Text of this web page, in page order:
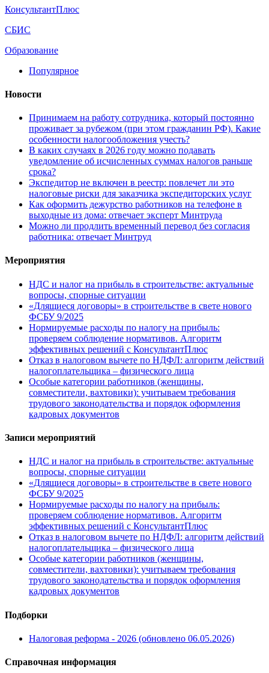
КонсультантПлюс
СБИС
Образование
Популярное
Новости
Принимаем на работу сотрудника, который постоянно
проживает за рубежом (при этом гражданин РФ). Какие
особенности налогообложения учесть?
В каких случаях в 2026 году можно подавать
уведомление об исчисленных суммах налогов раньше
срока?
Экспедитор не включен в реестр: повлечет ли это
налоговые риски для заказчика экспедиторских услуг
Как оформить дежурство работников на телефоне в
выходные из дома: отвечает эксперт Минтруда
Можно ли продлить временный перевод без согласия
работника: отвечает Минтруд
Мероприятия
НДС и налог на прибыль в строительстве: актуальные
вопросы, спорные ситуации
«Длящиеся договоры» в строительстве в свете нового
ФСБУ 9/2025
Нормируемые расходы по налогу на прибыль:
проверяем соблюдение нормативов. Алгоритм
эффективных решений с КонсультантПлюс
Отказ в налоговом вычете по НДФЛ: алгоритм действий
налогоплательщика – физического лица
Особые категории работников (женщины,
совместители, вахтовики): учитываем требования
трудового законодательства и порядок оформления
кадровых документов
Записи мероприятий
НДС и налог на прибыль в строительстве: актуальные
вопросы, спорные ситуации
«Длящиеся договоры» в строительстве в свете нового
ФСБУ 9/2025
Нормируемые расходы по налогу на прибыль:
проверяем соблюдение нормативов. Алгоритм
эффективных решений с КонсультантПлюс
Отказ в налоговом вычете по НДФЛ: алгоритм действий
налогоплательщика – физического лица
Особые категории работников (женщины,
совместители, вахтовики): учитываем требования
трудового законодательства и порядок оформления
кадровых документов
Подборки
Налоговая реформа - 2026 (обновлено 06.05.2026)
Справочная информация